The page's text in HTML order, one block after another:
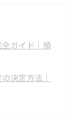
ガイド｜頻
決定方法｜
場と業者比